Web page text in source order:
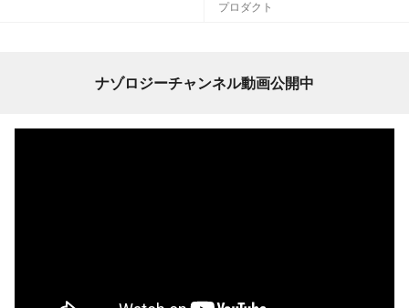
プロダクト
ナゾロジーチャンネル動画公開中